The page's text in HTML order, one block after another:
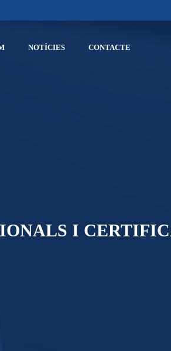
NOTÍCIES CONTACTE
I